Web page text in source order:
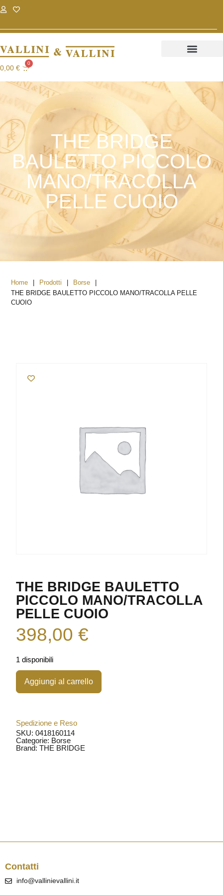
0,00 €
0
THE BRIDGE
BAULETTO PICCOLO
MANO/TRACOLLA
PELLE CUOIO
Home | Prodotti | Borse
|
THE BRIDGE BAULETTO PICCOLO MANO/TRACOLLA PELLE
CUOIO
THE BRIDGE BAULETTO
PICCOLO MANO/TRACOLLA
PELLE CUOIO
398,00€
1 disponibili
Aggiungi al carrello
Spedizione e Reso
SKU: 0418160114
Categorie: Borse
Brand:THE BRIDGE
Contatti
info@vallinievallini.it